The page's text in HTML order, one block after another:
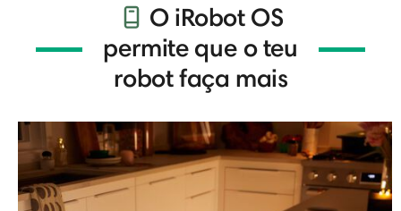
O iRobot OS
permite que o teu
robot faça mais